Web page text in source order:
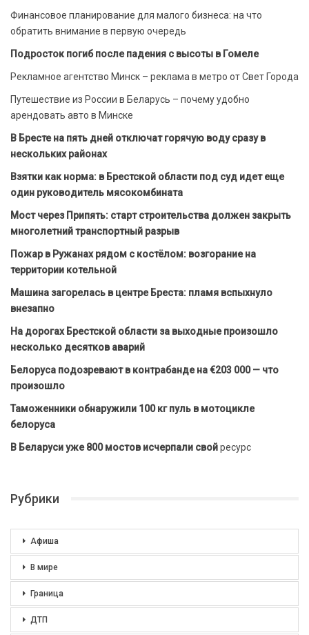
Финансовое планирование для малого бизнеса: на что
обратить внимание в первую очередь
Подросток погиб после падения с высоты в Гомеле
Рекламное агентство Минск – реклама в метро от Свет Города
Путешествие из России в Беларусь – почему удобно
арендовать авто в Минске
В Бресте на пять дней отключат горячую воду сразу в
нескольких районах
Взятки как норма: в Брестской области под суд идет еще
один руководитель мясокомбината
Мост через Припять: старт строительства должен закрыть
многолетний транспортный разрыв
Пожар в Ружанах рядом с костёлом: возгорание на
территории котельной
Машина загорелась в центре Бреста: пламя вспыхнуло
внезапно
На дорогах Брестской области за выходные произошло
несколько десятков аварий
Белоруса подозревают в контрабанде на €203 000 — что
произошло
Таможенники обнаружили 100 кг пуль в мотоцикле
белоруса
В Беларуси уже 800 мостов исчерпали свойресурс
Рубрики
Афиша
В мире
Граница
ДТП